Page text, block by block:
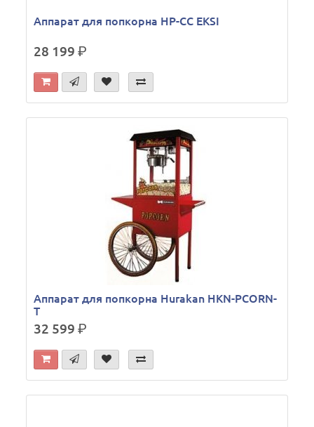
Аппарат для попкорна HP-CC EKSI
28 199р.
Аппарат для попкорна Hurakan HKN-PCORN-
T
32 599р.